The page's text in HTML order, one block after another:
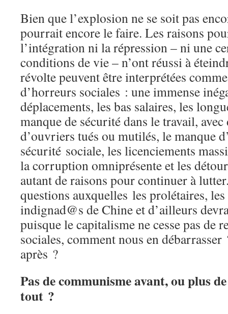
Bien que l’explosion ne se soit pas
pourrait encore le faire. Les raisons
l’intégration ni la répression – ni une
conditions de vie – n’ont réussi à
révolte peuvent être interprétées
d’horreurs sociales : une immense
déplacements, les bas salaires, les
manque de sécurité dans le travail,
d’ouvriers tués ou mutilés, le manque
sécurité sociale, les licenciements
la corruption omniprésente et les
autant de raisons pour continuer à
questions auxquelles les prolétaires, les
indignad@s de Chine et d’ailleurs
puisque le capitalisme ne cesse pas de
sociales, comment nous en
après ?
Pas de communisme avant, ou plus
tout ?